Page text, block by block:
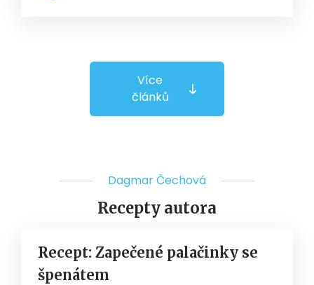
Více
článků
Dagmar Čechová
Recepty autora
Recept: Zapečené palačinky se
špenátem